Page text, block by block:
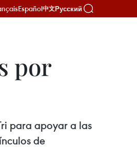
Español中文Русский
por
para apoyar a las
de